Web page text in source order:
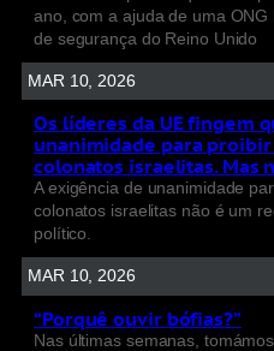
ano, com a ajuda de uma
de segurança do Reino Unido
MAR 10, 2026
Os líderes da UE fingem
unanimidade para
colonatos israelitas. Mas
A exigência de unanimidade
colonatos israelitas não é um
político.
MAR 10, 2026
“Porquê ouvir bófias?”
Nas últimas semanas,